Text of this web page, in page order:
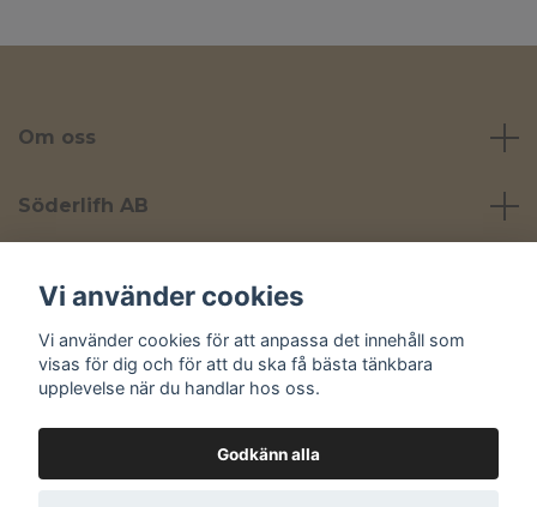
Om oss
Söderlifh AB
Sociala medier
Vi använder cookies
Vi använder cookies för att anpassa det innehåll som
visas för dig och för att du ska få bästa tänkbara
upplevelse när du handlar hos oss.
Godkänn alla